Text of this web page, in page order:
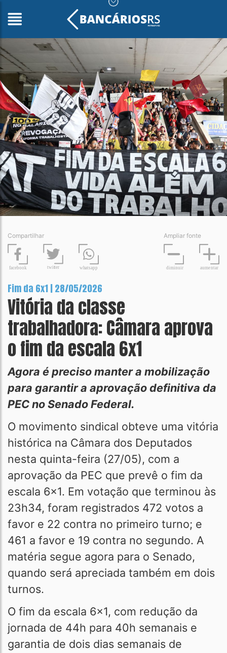
Compartilhar
facebook twitter whatsapp
Ampliar fonte
diminuir aumentar
Fim da 6x1 | 28/05/2026
Vitória da classe
trabalhadora: Câmara aprova
o fim da escala 6x1
Agora é preciso manter a mobilização
para garantir a aprovação definitiva da
PEC no Senado Federal.
O movimento sindical obteve uma vitória
histórica na Câmara dos Deputados
nesta quinta-feira (27/05), com a
aprovação da PEC que prevê o fim da
escala 6x1. Em votação que terminou às
23h34, foram registrados 472 votos a
favor e 22 contra no primeiro turno; e
461 a favor e 19 contra no segundo. A
matéria segue agora para o Senado,
quando será apreciada também em dois
turnos.
O fim da escala 6x1, com redução da
jornada de 44h para 40h semanais e
garantia de dois dias semanais de